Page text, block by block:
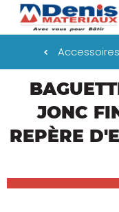
principalJONC
REPÈRE